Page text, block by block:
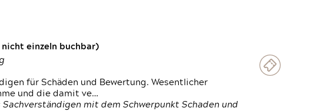
einzeln buchbar)
für Schäden und Bewertung. Wesentlicher
und die damit ve…
mit dem Schwerpunkt Schaden und